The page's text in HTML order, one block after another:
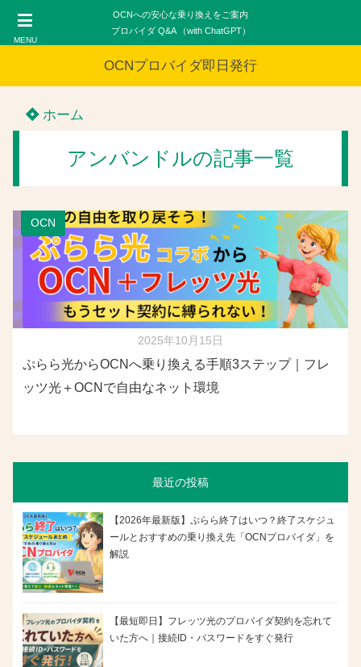
MENU
OCNへの安心な乗り換えをご案内
プロバイダ Q&A （with ChatGPT）
OCNプロバイダ即日発行
ホーム
アンバンドルの記事一覧
OCN
2025年10月15日
ぷらら光からOCNへ乗り換える手順3ステップ｜フレ
ッツ光＋OCNで自由なネット環境
最近の投稿
【2026年最新版】ぷらら終了はいつ？終了スケジュ
ールとおすすめの乗り換え先「OCNプロバイダ」を
解説
【最短即日】フレッツ光のプロバイダ契約を忘れて
いた方へ｜接続ID・パスワードをすぐ発行